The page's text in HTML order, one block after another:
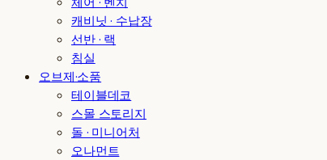
캐비닛 · 수납장
선반 · 랙
침실
오브제·소품
테이블데코
스몰 스토리지
돌 · 미니어처
오나먼트